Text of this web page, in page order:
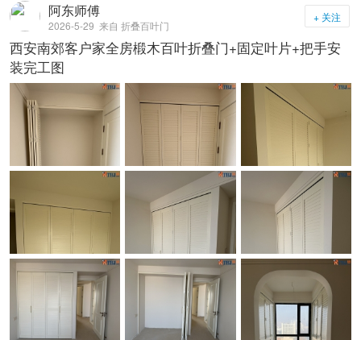
阿东师傅
2026-5-29 来自 折叠百叶门
+ 关注
西安南郊客户家全房椴木百叶折叠门+固定叶片+把手安
装完工图